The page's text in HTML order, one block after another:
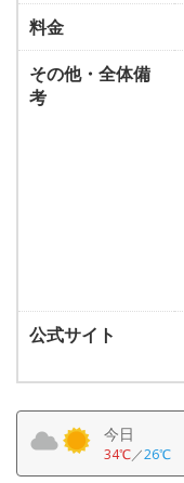
料金
その他・全体備
考
公式サイト
今日
34℃／26℃